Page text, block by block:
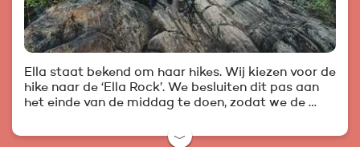
Ella staat bekend om haar hikes. Wij kiezen voor de
hike naar de ‘Ella Rock’. We besluiten dit pas aan
het einde van de middag te doen, zodat we de …
﹀